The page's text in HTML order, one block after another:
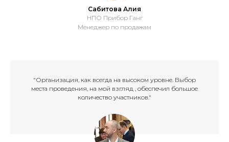
Сабитова Алия
НПО Прибор Ганг
Менеджер по продажам
"Организация, как всегда на высоком уровне. Выбор
места проведения, на мой взгляд , обеспечил большое
количество участников."